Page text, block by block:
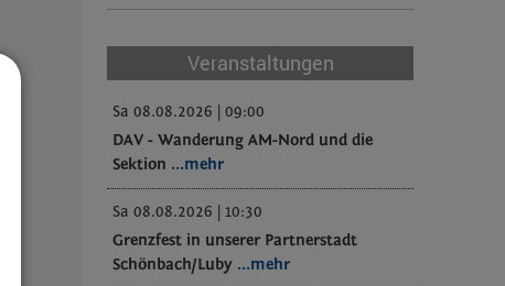
Veranstaltungen
Sa 08.08.2026 | 09:00
DAV - Wanderung AM-Nord und die
Sektion ...mehr
Sa 08.08.2026 | 10:30
Grenzfest in unserer Partnerstadt
Schönbach/Luby ...mehr